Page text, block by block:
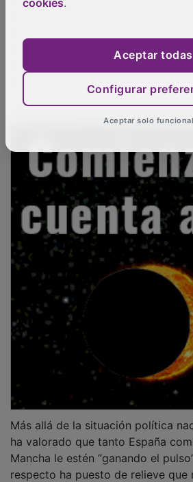
Castilla-La Mancha “es el corazón
en nuestra región “queremos un
altura de nuestro inmenso pasado”
Más allá de la situación política
ha valorado que tanto España
Mancha le estén “ganando el
respecto ha puesto de relieve que
cookies.
Aceptar todas
Configurar
Aceptar solo